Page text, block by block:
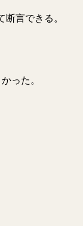
言できる。
った。